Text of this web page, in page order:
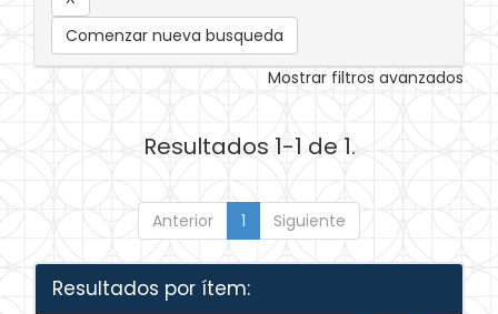
Comenzar nueva busqueda
Mostrar filtros avanzados
Resultados 1-1 de 1.
Anterior 1 Siguiente
Resultados por ítem: